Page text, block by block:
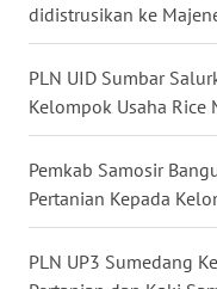
didistrusikan ke
PLN UID Sumbar
Kelompok Usaha
Pemkab Samosir
Pertanian Kepada
PLN UP3 Sumedang
WN
KALTIM
WN
SULSEL
WN
GORONTALO